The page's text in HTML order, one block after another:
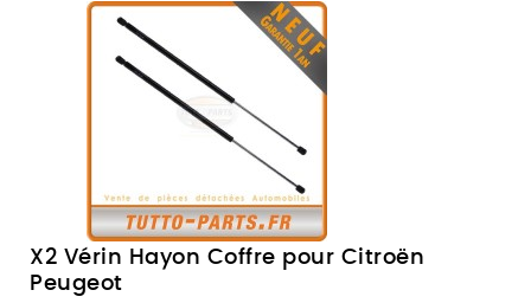
X2 Vérin Hayon Coffre pour Citroën
Peugeot